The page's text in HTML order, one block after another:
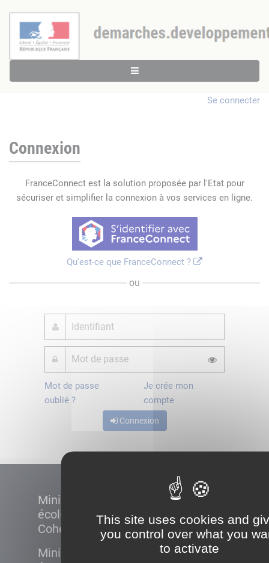
This site uses cookies and
you control over what you
to activate
Se connecter
Connexion
FranceConnect est la solution proposée par l'Etat pour
sécuriser et simplifier la connexion à vos services en ligne.
Qu'est-ce que FranceConnect ?
ou
Mot de passe
oublié ?
Je crée mon
compte
Connexion
Ministère de la Transition
écologique et de la
Cohésion des territoires
Ministère de la Transition